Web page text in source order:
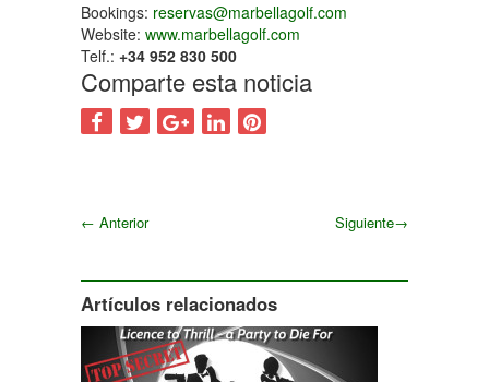
Bookings: reservas@marbellagolf.com
Website: www.marbellagolf.com
Telf.: +34 952 830 500
Comparte esta noticia
← Anterior Siguiente→
Artículos relacionados